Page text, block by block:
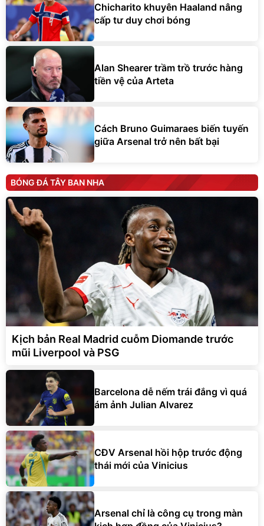
Chicharito khuyên Haaland nâng
cấp tư duy chơi bóng
Alan Shearer trầm trồ trước hàng
tiền vệ của Arteta
Cách Bruno Guimaraes biến tuyến
giữa Arsenal trở nên bất bại
BÓNG ĐÁ TÂY BAN NHA
Kịch bản Real Madrid cuỗm Diomande trước
mũi Liverpool và PSG
Barcelona dễ nếm trái đắng vì quá
ám ảnh Julian Alvarez
CĐV Arsenal hồi hộp trước động
thái mới của Vinicius
Arsenal chỉ là công cụ trong màn